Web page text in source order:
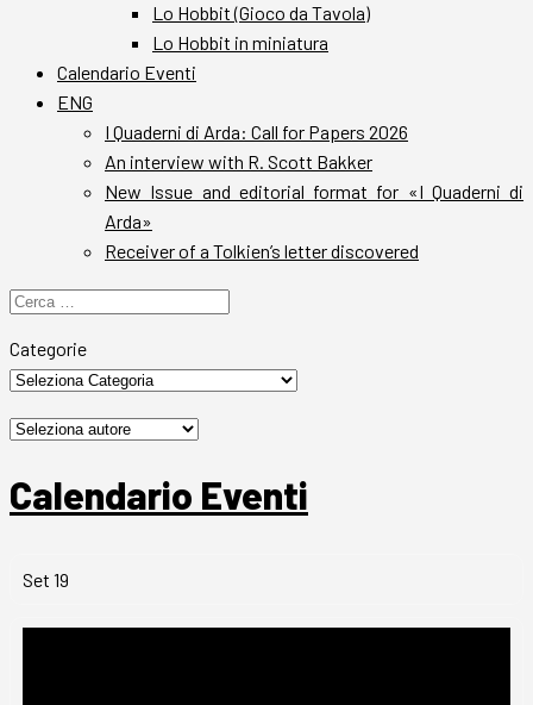
Lo Hobbit (Gioco da Tavola)
Lo Hobbit in miniatura
Calendario Eventi
ENG
I Quaderni di Arda: Call for Papers 2026
An interview with R. Scott Bakker
New Issue and editorial format for «I Quaderni di
Arda»
Receiver of a Tolkien’s letter discovered
Ricerca
Categorie
Calendario Eventi
Set 19